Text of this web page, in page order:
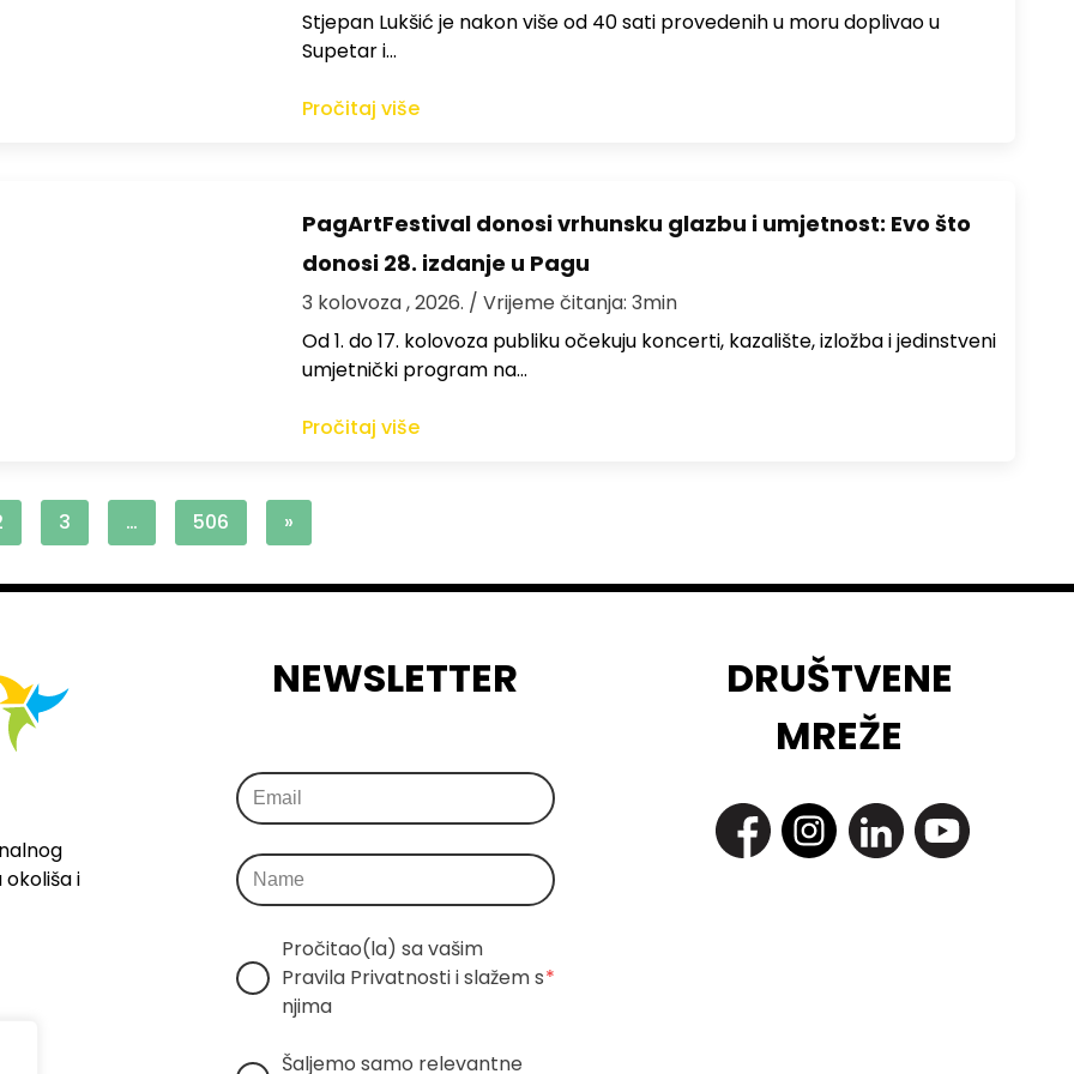
St​jepan Lukšić je nakon više od 40 sati provedenih u moru doplivao u
Supetar i…
Pročitaj više
PagArtFestival donosi vrhunsku glazbu i umjetnost: Evo što
donosi 28. izdanje u Pagu
3 kolovoza , 2026. / Vrijeme čitanja: 3min
Od 1. do 17. kolovoza publiku očekuju koncerti, kazalište, izložba i jedinstveni
umjetnički program na…
Pročitaj više
3 … 506 »
i
NEWSLETTER
Pročitao(la) sa vašim
Pravila Privatnosti i slažem s
njima
*
Šaljemo samo relevantne
DRUŠTVENE
MREŽE